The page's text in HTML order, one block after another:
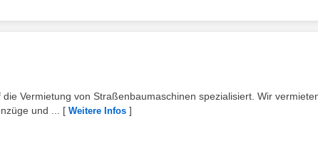
Vermietung von Straßenbaumaschinen spezialisiert. Wir
und ...
[ Weitere Infos ]